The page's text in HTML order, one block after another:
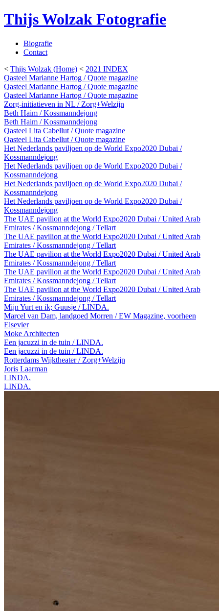
Thijs Wolzak Fotografie
Biografie
Contact
< Thijs Wolzak (Home) < 2021 INDEX
Qasteel Marianne Hartog / Quote magazine
Qasteel Marianne Hartog / Quote magazine
Qasteel Marianne Hartog / Quote magazine
Zorg-initiatieven in NL / Zorg+Welzijn
Beth Haim / Kossmanndejong
Beth Haim / Kossmanndejong
Qasteel Lita Cabellut / Quote magazine
Qasteel Lita Cabellut / Quote magazine
Het Nederlands paviljoen op de World Expo2020 Dubai /
Kossmanndejong
Het Nederlands paviljoen op de World Expo2020 Dubai /
Kossmanndejong
Het Nederlands paviljoen op de World Expo2020 Dubai /
Kossmanndejong
Het Nederlands paviljoen op de World Expo2020 Dubai /
Kossmanndejong
The UAE pavilion at the World Expo2020 Dubai / United Arab
Emirates / Kossmanndejong / Tellart
The UAE pavilion at the World Expo2020 Dubai / United Arab
Emirates / Kossmanndejong / Tellart
The UAE pavilion at the World Expo2020 Dubai / United Arab
Emirates / Kossmanndejong / Tellart
The UAE pavilion at the World Expo2020 Dubai / United Arab
Emirates / Kossmanndejong / Tellart
The UAE pavilion at the World Expo2020 Dubai / United Arab
Emirates / Kossmanndejong / Tellart
Mijn Yurt en ik; Guusje / LINDA.
Marcel van Dam, landgoed Morren / EW Magazine, voorheen
Elsevier
Moke Architecten
Een jacuzzi in de tuin / LINDA.
Een jacuzzi in de tuin / LINDA.
Rotterdams Wijktheater / Zorg+Welzijn
Joris Laarman
LINDA.
LINDA.